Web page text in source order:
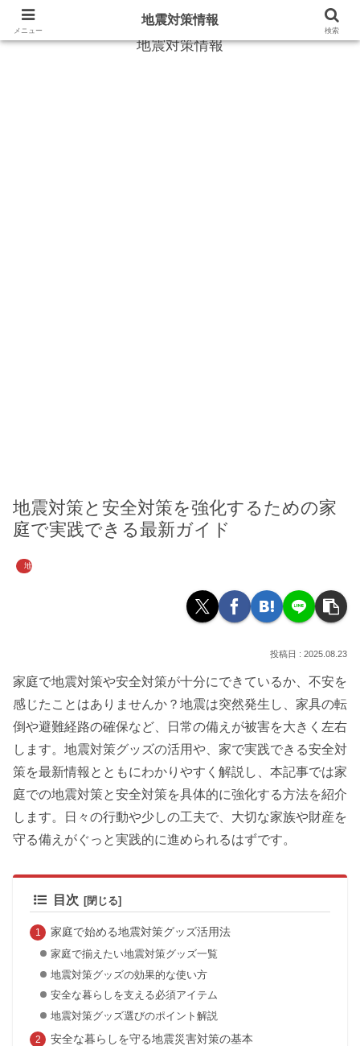
地震対策情報
地震対策と安全対策を強化するための家
庭で実践できる最新ガイド
地震対策グッズ
2025.08.23
家庭で地震対策や安全対策が十分にできているか、不安を
感じたことはありませんか？地震は突然発生し、家具の転
倒や避難経路の確保など、日常の備えが被害を大きく左右
します。地震対策グッズの活用や、家で実践できる安全対
策を最新情報とともにわかりやすく解説し、本記事では家
庭での地震対策と安全対策を具体的に強化する方法を紹介
します。日々の行動や少しの工夫で、大切な家族や財産を
守る備えがぐっと実践的に進められるはずです。
目次
家庭で始める地震対策グッズ活用法
家庭で揃えたい地震対策グッズ一覧
地震対策グッズの効果的な使い方
安全な暮らしを支える必須アイテム
地震対策グッズ選びのポイント解説
安全な暮らしを守る地震災害対策の基本
メニュー
地震対策情報
検索